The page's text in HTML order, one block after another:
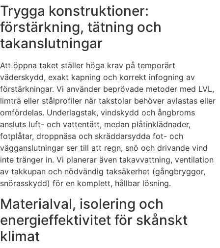
Trygga konstruktioner:
förstärkning, tätning och
takanslutningar
Att öppna taket ställer höga krav på temporärt
väderskydd, exakt kapning och korrekt infogning av
förstärkningar. Vi använder beprövade metoder med LVL,
limträ eller stålprofiler när takstolar behöver avlastas eller
omfördelas. Underlagstak, vindskydd och ångbroms
ansluts luft- och vattentätt, medan plåtinklädnader,
fotplåtar, droppnäsa och skräddarsydda fot- och
vägganslutningar ser till att regn, snö och drivande vind
inte tränger in. Vi planerar även takavvattning, ventilation
av takkupan och nödvändig taksäkerhet (gångbryggor,
snörasskydd) för en komplett, hållbar lösning.
Materialval, isolering och
energieffektivitet för skånskt
klimat